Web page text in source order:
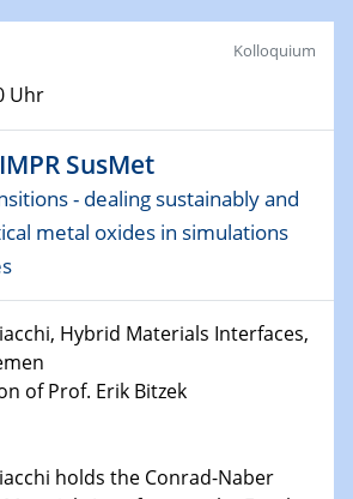
Kolloquium
The role of metrology in a changing
We Study Them?
Uhr
Kolloquium
SusMet
- dealing sustainably and
metal oxides in simulations
Hybrid Materials Interfaces,
of Prof. Erik Bitzek
holds the Conrad-Naber